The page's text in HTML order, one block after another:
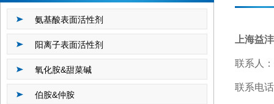
氨基酸表面活性剂
阳离子表面活性剂
氧化胺&甜菜碱
伯胺&仲胺
上海益
联系人
联系电